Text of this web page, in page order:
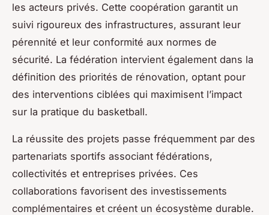
les acteurs privés. Cette coopération garantit un
suivi rigoureux des infrastructures, assurant leur
pérennité et leur conformité aux normes de
sécurité. La fédération intervient également dans la
définition des priorités de rénovation, optant pour
des interventions ciblées qui maximisent l’impact
sur la pratique du basketball.
La réussite des projets passe fréquemment par des
partenariats sportifs associant fédérations,
collectivités et entreprises privées. Ces
collaborations favorisent des investissements
complémentaires et créent un écosystème durable.